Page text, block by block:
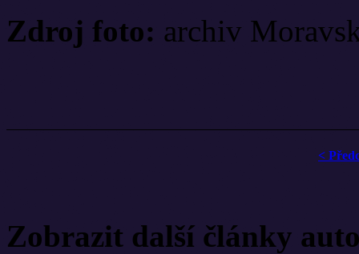
Zdroj foto: archiv
<
Zobrazit další články